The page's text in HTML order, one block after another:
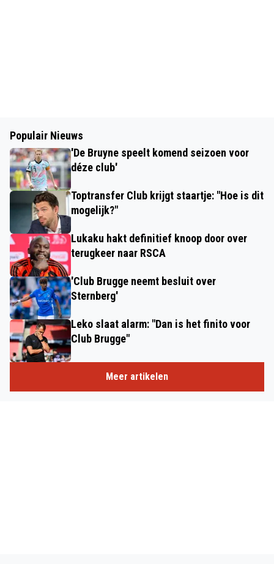
Populair Nieuws
'De Bruyne speelt komend seizoen voor
déze club'
Toptransfer Club krijgt staartje: "Hoe is dit
mogelijk?"
Lukaku hakt definitief knoop door over
terugkeer naar RSCA
'Club Brugge neemt besluit over
Sternberg'
Leko slaat alarm: "Dan is het finito voor
Club Brugge"
Meer artikelen